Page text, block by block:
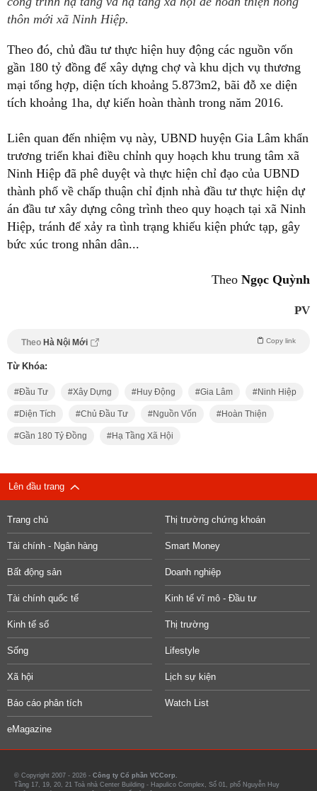
thôn mới xã Ninh Hiệp.
Theo đó, chủ đầu tư thực hiện huy động các nguồn vốn
gần 180 tỷ đồng để xây dựng chợ và khu dịch vụ thương
mại tổng hợp, diện tích khoảng 5.873m2, bãi đỗ xe diện
tích khoảng 1ha, dự kiến hoàn thành trong năm 2016.
Liên quan đến nhiệm vụ này, UBND huyện Gia Lâm khẩn
trương triển khai điều chỉnh quy hoạch khu trung tâm xã
Ninh Hiệp đã phê duyệt và thực hiện chỉ đạo của UBND
thành phố về chấp thuận chỉ định nhà đầu tư thực hiện dự
án đầu tư xây dựng công trình theo quy hoạch tại xã Ninh
Hiệp, tránh để xảy ra tình trạng khiếu kiện phức tạp, gây
bức xúc trong nhân dân...
Theo Ngọc Quỳnh
PV
Theo Hà Nội Mới Copy link
Từ Khóa:
Đầu Tư Xây Dựng Huy Động Gia Lâm Ninh Hiệp
Diện Tích Chủ Đầu Tư Nguồn Vốn Hoàn Thiện
Gần 180 Tỷ Đồng Hạ Tầng Xã Hội
Lên đầu trang
Trang chủ Thị trường chứng khoán
Tài chính - Ngân hàng Smart Money
Bất động sản Doanh nghiệp
Tài chính quốc tế Kinh tế vĩ mô - Đầu tư
Kinh tế số Thị trường
Sống Lifestyle
Xã hội Lịch sự kiện
Báo cáo phân tích Watch List
eMagazine
© Copyright 2007 - 2026 - Công ty Cổ phần VCCorp.
Tầng 17, 19, 20, 21 Toà nhà Center Building - Hapulico Complex, Số 01, phố Nguyễn Huy